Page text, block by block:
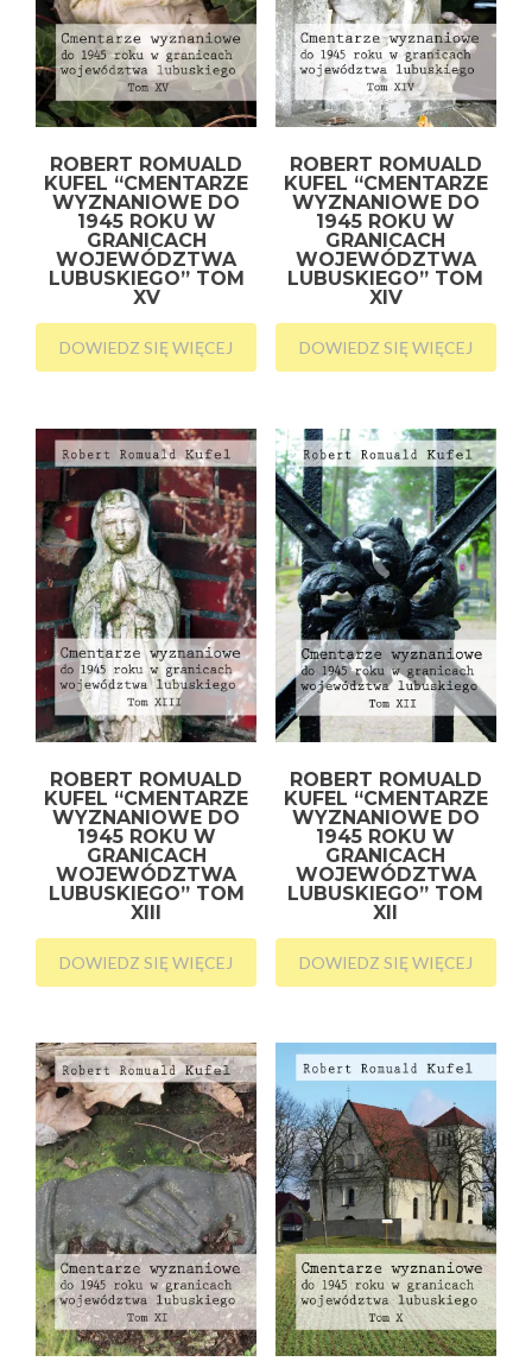
ROBERT ROMUALD
KUFEL “CMENTARZE
WYZNANIOWE DO
1945 ROKU W
GRANICACH
WOJEWÓDZTWA
LUBUSKIEGO” TOM
XV
DOWIEDZ SIĘ WIĘCEJ
ROBERT ROMUALD
KUFEL “CMENTARZE
WYZNANIOWE DO
1945 ROKU W
GRANICACH
WOJEWÓDZTWA
LUBUSKIEGO” TOM
XIV
DOWIEDZ SIĘ WIĘCEJ
ROBERT ROMUALD
KUFEL “CMENTARZE
WYZNANIOWE DO
1945 ROKU W
GRANICACH
WOJEWÓDZTWA
LUBUSKIEGO” TOM
XIII
DOWIEDZ SIĘ WIĘCEJ
ROBERT ROMUALD
KUFEL “CMENTARZE
WYZNANIOWE DO
1945 ROKU W
GRANICACH
WOJEWÓDZTWA
LUBUSKIEGO” TOM
XII
DOWIEDZ SIĘ WIĘCEJ